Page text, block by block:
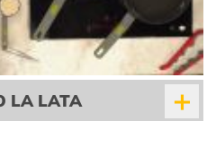
LA LATA +